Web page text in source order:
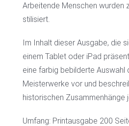
Arbeitende Menschen wurden
stilisiert.
Im Inhalt dieser Ausgabe, die
einem Tablet oder iPad
eine farbig bebilderte Auswahl
Meisterwerke vor und
historischen Zusammenhänge
Umfang: Printausgabe 200